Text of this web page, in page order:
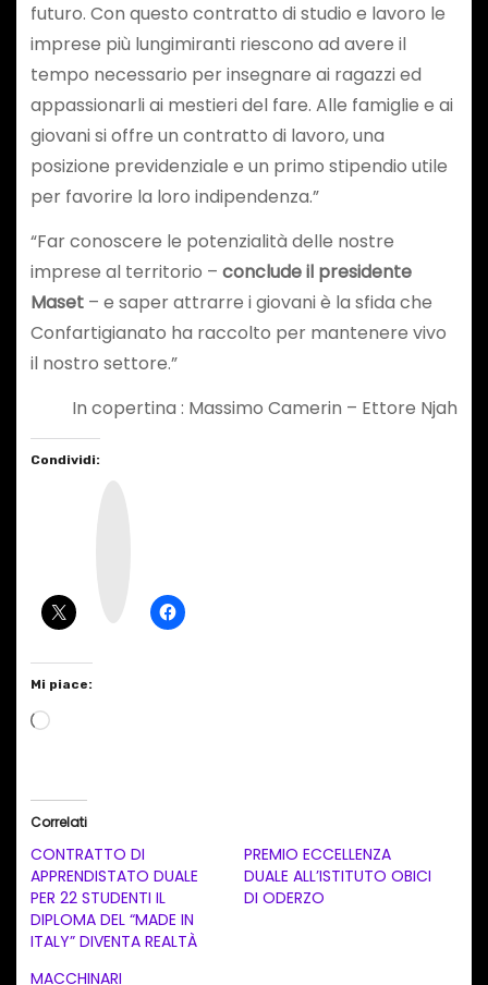
futuro. Con questo contratto di studio e lavoro le
imprese più lungimiranti riescono ad avere il
tempo necessario per insegnare ai ragazzi ed
appassionarli ai mestieri del fare. Alle famiglie e ai
giovani si offre un contratto di lavoro, una
posizione previdenziale e un primo stipendio utile
per favorire la loro indipendenza.”
“Far conoscere le potenzialità delle nostre
imprese al territorio – conclude il presidente
Maset– e saper attrarre i giovani è la sfida che
Confartigianato ha raccolto per mantenere vivo
il nostro settore.”
In copertina : Massimo Camerin – Ettore Njah
Condividi:
Mi piace:
C
a
m
e
Correlati
CONTRATTO DI
APPRENDISTATO DUALE
PER 22 STUDENTI IL
DIPLOMA DEL “MADE IN
ITALY” DIVENTA REALTÀ
PREMIO ECCELLENZA
DUALE ALL’ISTITUTO OBICI
DI ODERZO
MACCHINARI